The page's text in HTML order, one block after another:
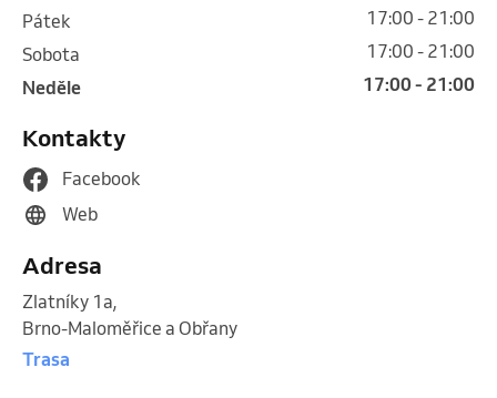
pátek
17:00 - 21:00
sobota
17:00 - 21:00
neděle
17:00 - 21:00
Kontakty
Facebook
Web
Adresa
Zlatníky 1a,
Brno-Maloměřice a Obřany
Trasa